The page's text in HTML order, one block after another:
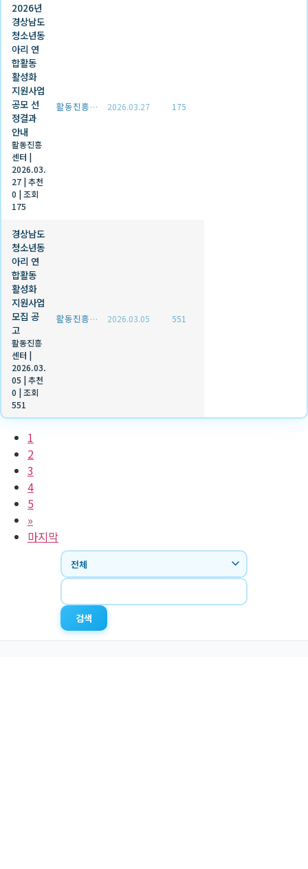
2026년
경상남도
청소년동
아리 연
합활동
활성화
지원사업
공모 선
정결과
안내
활동진흥
센터 |
2026.03.
27 |추천
0 |조회
175
활동진흥센터 2026.03.27 175
경상남도
청소년동
아리 연
합활동
활성화
지원사업
모집 공
고
활동진흥
센터 |
2026.03.
05 |추천
0 |조회
551
활동진흥센터 2026.03.05 551
1
2
3
4
5
»
마지막
검색